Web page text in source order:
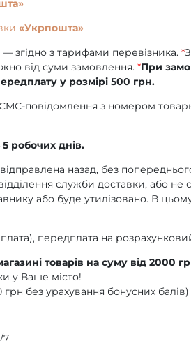
«Укрпошта»
— згідно з тарифами перевізника. *
від суми замовлення. *При
у розмірі 500 грн.
повідомлення з номером
5 робочих днів.
назад, без
служби доставки, або не
або буде утилізовано. В
передплата на
товарів на суму від 2000
у Ваше місто!
без урахування бонусних балів)
7